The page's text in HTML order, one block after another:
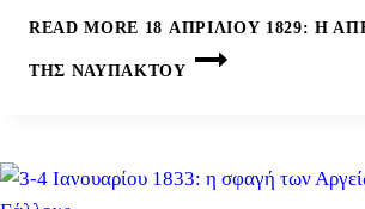
READ MORE 18 ΑΠΡΙΛΊΟΥ 1829: Η
ΤΗΣ ΝΑΥΠΆΚΤΟΥ